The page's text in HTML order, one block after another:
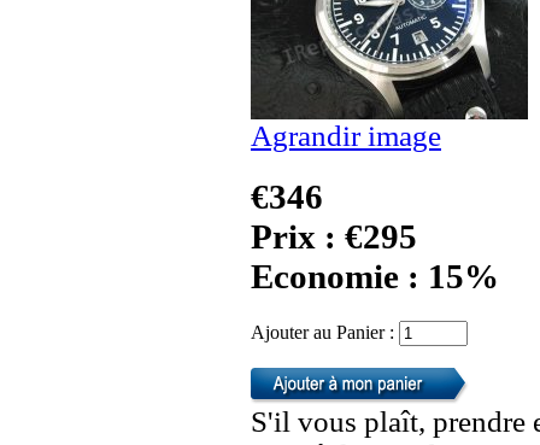
Agrandir image
€346
Prix : €295
Economie : 15%
Ajouter au Panier :
S'il vous plaît, prendre